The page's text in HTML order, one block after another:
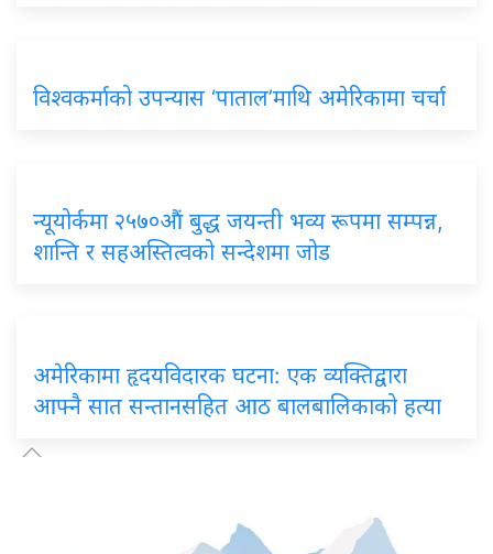
विश्वकर्माको उपन्यास ‘पाताल’माथि अमेरिकामा चर्चा
न्यूयोर्कमा २५७०औं बुद्ध जयन्ती भव्य रूपमा सम्पन्न,
शान्ति र सहअस्तित्वको सन्देशमा जोड
अमेरिकामा हृदयविदारक घटना: एक व्यक्तिद्वारा
आफ्नै सात सन्तानसहित आठ बालबालिकाको हत्या